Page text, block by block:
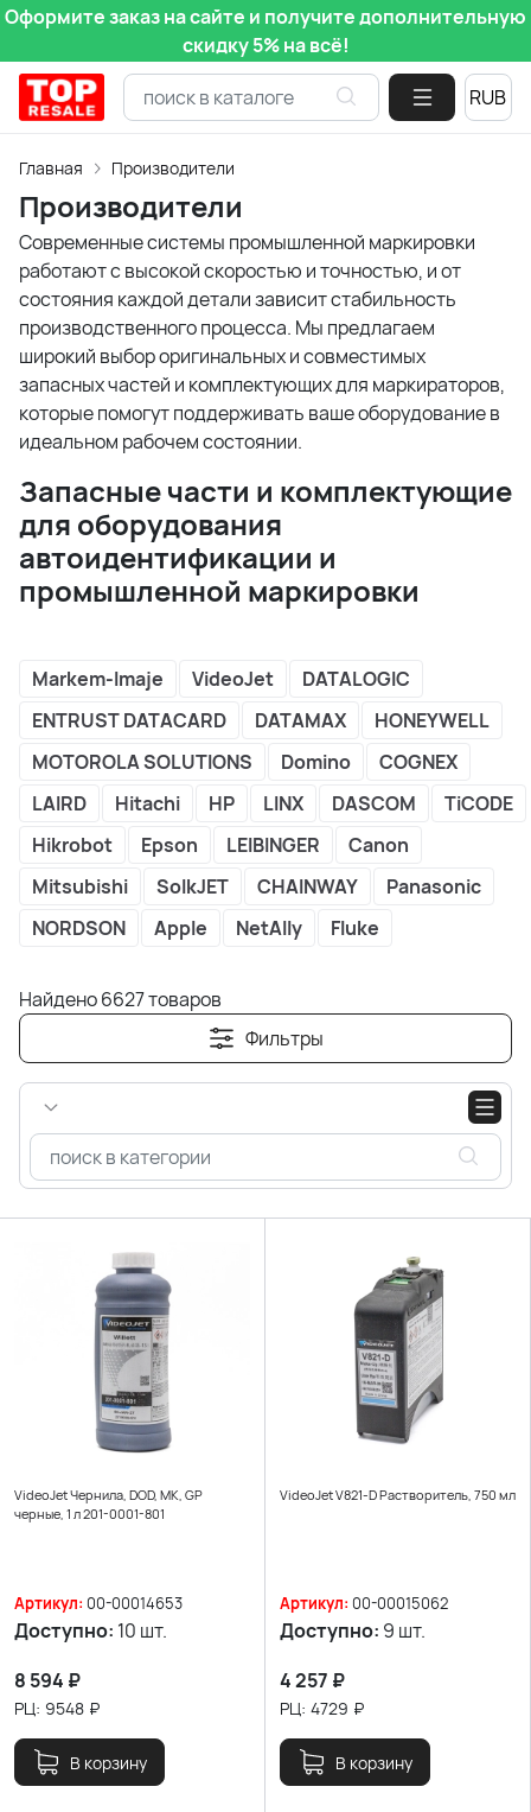
Оформите заказ на сайте и получите дополнительную
скидку 5% на всё!
Главная Производители
Производители
Современные системы промышленной маркировки
работают с высокой скоростью и точностью, и от
состояния каждой детали зависит стабильность
производственного процесса. Мы предлагаем
широкий выбор оригинальных и совместимых
запасных частей и комплектующих для маркираторов,
которые помогут поддерживать ваше оборудование в
идеальном рабочем состоянии.
Запасные части и комплектующие
для оборудования
автоидентификации и
промышленной маркировки
Markem-Imaje VideoJet
DATALOGIC
ENTRUST DATACARD
DATAMAX
HONEYWELL
MOTOROLA SOLUTIONS
Domino
COGNEX
LAIRD
Hitachi HP LINX DASCOM
TiCODE
Hikrobot
Epson LEIBINGER
Canon
Mitsubishi
SolkJET CHAINWAY
Panasonic
NORDSON
Apple NetAlly Fluke
Найдено 6627 товаров
Фильтры
VideoJet Чернила, DOD, MK, GP
черные, 1 л 201-0001-801
Артикул: 00-00014653
Доступно: 10 шт.
8 594 ₽
РЦ: 9548 ₽
В корзину
VideoJet V821-D Растворитель, 750 мл
Артикул: 00-00015062
Доступно: 9 шт.
4 257 ₽
РЦ: 4729 ₽
В корзину